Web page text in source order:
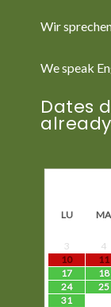
Wir
We speak
Dates
LU MA
3
4
10
11
17
18
24
25
31